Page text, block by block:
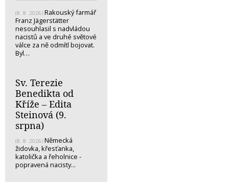
(8. 8. 2026) Rakouský farmář
Franz Jägerstätter
nesouhlasil s nadvládou
nacistů a ve druhé světové
válce za ně odmítl bojovat.
Byl…
Sv. Terezie
Benedikta od
Kříže – Edita
Steinová (9.
srpna)
(8. 8. 2026) Německá
židovka, křesťanka,
katolička a řeholnice -
popravená nacisty...